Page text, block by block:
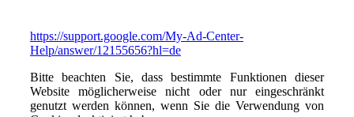
https://support.google.com/My-Ad-Center-
Help/answer/12155656?hl=de
Bitte beachten Sie, dass bestimmte Funktionen dieser
Website möglicherweise nicht oder nur eingeschränkt
genutzt werden können, wenn Sie die Verwendung von